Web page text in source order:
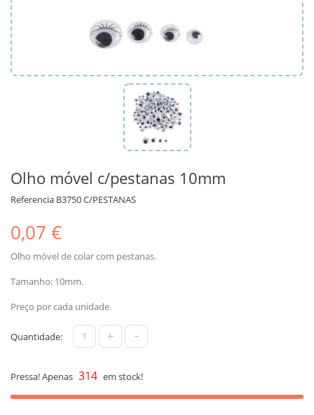
Olho móvel c/pestanas 10mm
Referencia B3750 C/PESTANAS
0,07 €
Olho móvel de colar com pestanas.
Tamanho: 10mm.
Preço por cada unidade.
Quantidade: + -
Pressa! Apenas 314 em stock!